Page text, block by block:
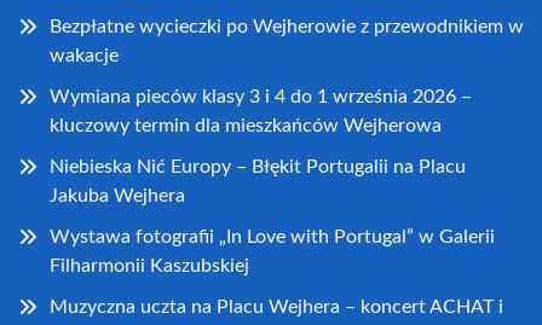
Bezpłatne wycieczki po Wejherowie z przewodnikiem w
wakacje
Wymiana pieców klasy 3 i 4 do 1 września 2026 –
kluczowy termin dla mieszkańców Wejherowa
Niebieska Nić Europy – Błękit Portugalii na Placu
Jakuba Wejhera
Wystawa fotografii „In Love with Portugal” w Galerii
Filharmonii Kaszubskiej
Muzyczna uczta na Placu Wejhera – koncert ACHAT i